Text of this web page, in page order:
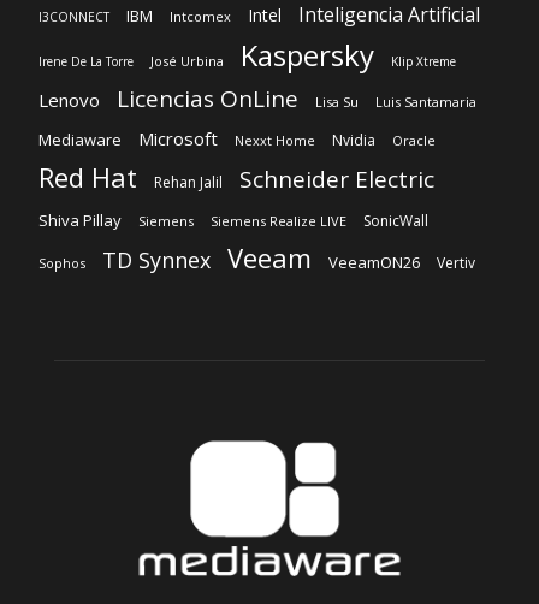
I3CONNECT IBM Intcomex Intel Inteligencia Artificial
Irene De La Torre José Urbina Kaspersky Klip Xtreme
Lenovo Licencias OnLine Lisa Su Luis Santamaria
Mediaware Microsoft Nexxt Home Nvidia Oracle
Red Hat Rehan Jalil Schneider Electric
Shiva Pillay Siemens Siemens Realize LIVE SonicWall
Sophos TD Synnex Veeam VeeamON26 Vertiv